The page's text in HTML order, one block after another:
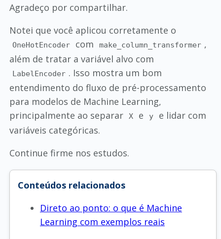
Agradeço por compartilhar.
Notei que você aplicou corretamente o
OneHotEncoder com make_column_transformer ,
além de tratar a variável alvo com
LabelEncoder . Isso mostra um bom
entendimento do fluxo de pré-processamento
para modelos de Machine Learning,
principalmente ao separar
X e y
e lidar com
variáveis categóricas.
Continue firme nos estudos.
Conteúdos relacionados
Direto ao ponto: o que é Machine
Learning com exemplos reais